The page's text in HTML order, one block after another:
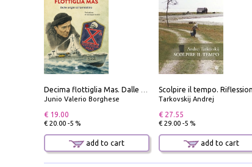
Junio Valerio Borghese
€ 19.00
€ 20.00 -5 %
add to cart
Tarkovskij Andrej
€ 27.55
€ 29.00 -5 %
add to cart